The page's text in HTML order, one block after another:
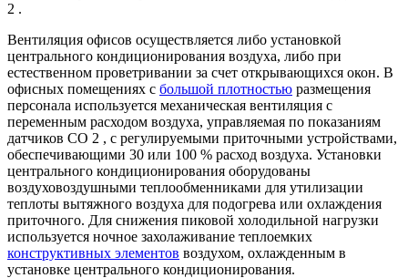
2 .
Вентиляция офисов осуществляется либо установкой
центрального кондиционирования воздуха, либо при
естественном проветривании за счет открывающихся окон. В
офисных помещениях с большой плотностью размещения
персонала используется механическая вентиляция с
переменным расходом воздуха, управляемая по показаниям
датчиков СО 2 , с регулируемыми приточными устройствами,
обеспечивающими 30 или 100 % расход воздуха. Установки
центрального кондиционирования оборудованы
воздуховоздушными теплообменниками для утилизации
теплоты вытяжного воздуха для подогрева или охлаждения
приточного. Для снижения пиковой холодильной нагрузки
используется ночное захолаживание теплоемких
конструктивных элементов воздухом, охлажденным в
установке центрального кондиционирования.